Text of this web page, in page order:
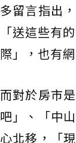
多留言指出
「送這些有
際」，也有
而對於房市
吧」、「中
心北移，「